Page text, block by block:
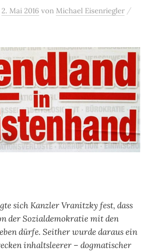
2. Mai 2016 von Michael Eisenriegler /
sich Kanzler Vranitzky fest, dass
der Sozialdemokratie mit den
dürfe. Seither wurde daraus ein
inhaltsleerer – dogmatischer